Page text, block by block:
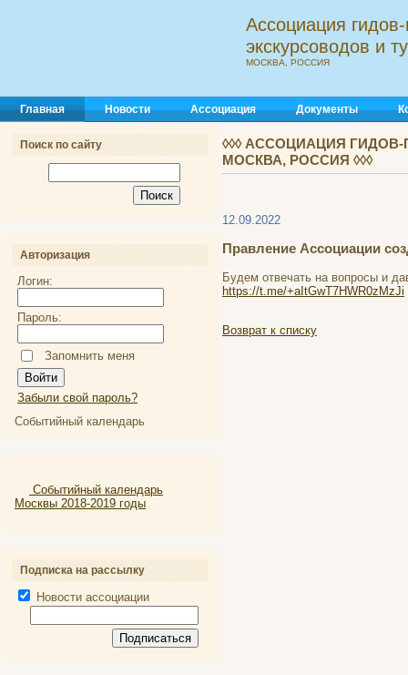
Ассоциация
экскурсоводов и
МОСКВА, РОССИЯ
Главная Новости Ассоциация Документы
Поиск по сайту
Авторизация
Логин:
Пароль:
Запомнить меня
Забыли свой пароль?
Событийный календарь
Событийный календарь
Москвы 2018-2019 годы
Подписка на рассылку
Новости ассоциации
◊◊◊ АССОЦИАЦИЯ
МОСКВА, РОССИЯ ◊◊◊
12.09.2022
Правление Ассоциации
Будем отвечать на вопросы и
https://t.me/+aItGwT7HWR0zMzJi
Возврат к списку